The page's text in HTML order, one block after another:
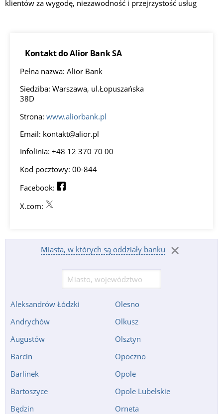
klientów za wygodę, niezawodność i przejrzystość usług
Kontakt do Alior Bank SA
Pełna nazwa: Alior Bank
Siedziba: Warszawa, ul.Łopuszańska
38D
Strona: www.aliorbank.pl
Email: kontakt@alior.pl
Infolinia: +48 12 370 70 00
Kod pocztowy: 00-844
Facebook:
X.com:
Miasta, w których są oddziały banku
Aleksandrów Łódzki
Andrychów
Augustów
Barcin
Barlinek
Bartoszyce
Będzin
Olesno
Olkusz
Olsztyn
Opoczno
Opole
Opole Lubelskie
Orneta